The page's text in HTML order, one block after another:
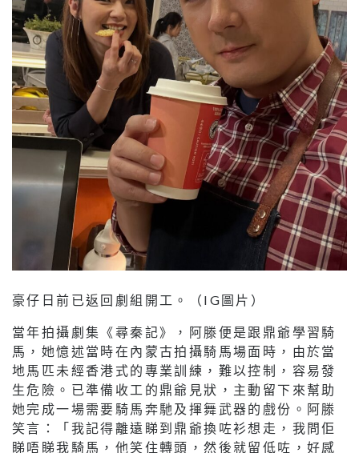
豪仔日前已返回劇組開工。（IG圖片）
當年拍攝劇集《尋秦記》，阿滕便是跟鼎爺學習騎
馬，她憶述當時在內蒙古拍攝騎馬場面時，由於當
地馬匹未經香港式的專業訓練，難以控制，容易發
生危險。已準備收工的鼎爺見狀，主動留下來幫助
她完成一場需要騎馬奔馳及揮舞武器的戲份。阿滕
笑言：「我記得離遠睇到鼎爺換咗衫想走，我問佢
睇唔睇我騎馬，他笑住轉頭，然後就留低咗，好感